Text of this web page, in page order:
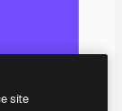
site